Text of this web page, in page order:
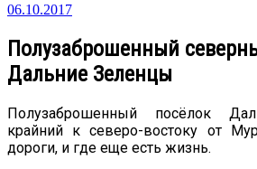
06.10.2017
Полузаброшенный
Дальние Зеленцы
Полузаброшенный посёлок
крайний к северо-востоку от
дороги, и где еще есть жизнь.